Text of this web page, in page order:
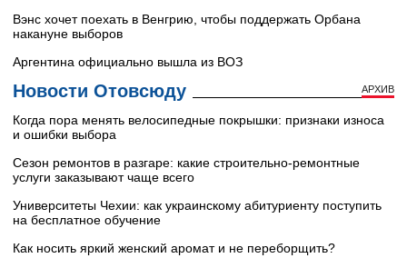
Вэнс хочет поехать в Венгрию, чтобы поддержать Орбана
накануне выборов
Аргентина официально вышла из ВОЗ
Новости Отовсюду АРХИВ
Когда пора менять велосипедные покрышки: признаки износа
и ошибки выбора
Сезон ремонтов в разгаре: какие строительно-ремонтные
услуги заказывают чаще всего
Университеты Чехии: как украинскому абитуриенту поступить
на бесплатное обучение
Как носить яркий женский аромат и не переборщить?